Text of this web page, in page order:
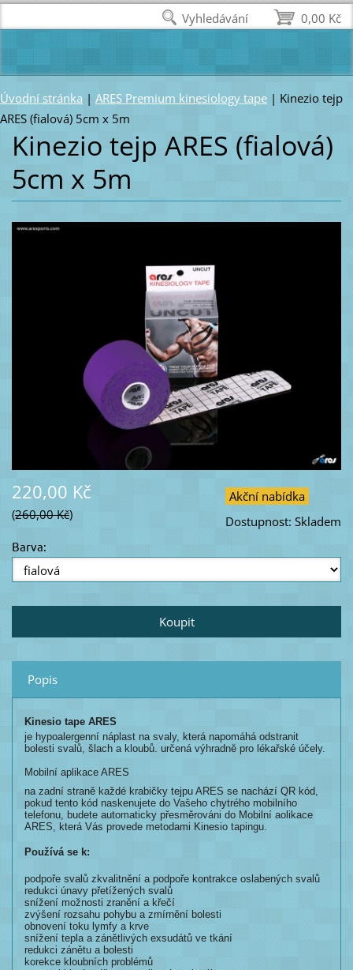
Úvodní stránka | ARES Premium kinesiology tape | Kinezio tejp
ARES (fialová) 5cm x 5m
Kinezio tejp ARES (fialová)
5cm x 5m
Akční nabídka
Dostupnost: Skladem
220,00 Kč
260,00 Kč
Barva:
Popis
Kinesio tape ARES​
je hypoalergenní náplast na svaly, která napomáhá odstranit
bolesti svalů, šlach a kloubů. určená výhradně pro lékařské účely.
Mobilní aplikace ARES
na zadní straně každé krabičky tejpu ARES se nachází QR kód,
pokud tento kód naskenujete do Vašeho chytrého mobilního
telefonu, budete automaticky přesměrováni do Mobilní aolikace
ARES, která Vás provede metodami Kinesio tapingu.
Používá se k:
podpoře svalů zkvalitnění a podpoře kontrakce oslabených svalů
redukci únavy přetížených svalů​
snížení možnosti zranění a křečí
zvýšení rozsahu pohybu a zmírnění bolesti
obnovení toku lymfy a krve
snížení tepla a zánětlivých exsudátů ve tkání
redukci zánětu a bolesti
korekce kloubních problémů
0,00 Kč
Vyhledávání